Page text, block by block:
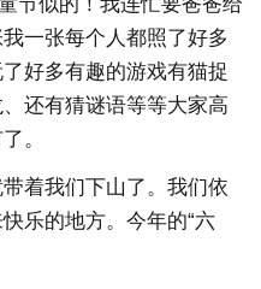
一张每个人都照了好多
好多有趣的游戏有猫捉
还有猜谜语等等大家高
。
着我们下山了。我们依
乐的地方。今年的“六